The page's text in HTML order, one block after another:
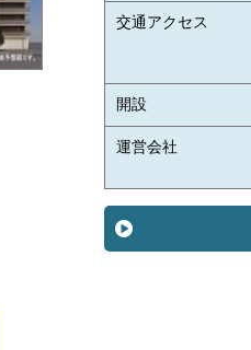
交通アクセス
開設
運営会社